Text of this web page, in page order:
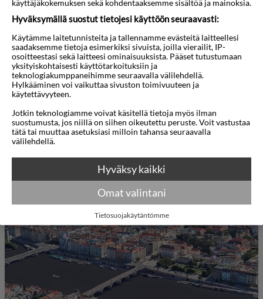
mukautuvan ja kätevän majoituksen vain
kaupungin tärkeimmistä nähtävyyksistä. Tämä
viehättävä boutique-hotelli yhdistää historiallista
arkkitehtuuria moderneihin mukavuuksiin, luoden
lämpimän ja kutsuvan tunnelman sekä vapaa-ajan
että liikematkailijoille.
Jokainen vierashuone on huolellisesti suunniteltu
mukavuutta ajatellen, ja niissä on ilmastointi,
ilmainen Wi-Fi, taulutelevisio ja oma kylpyhuone
ilmaisilla hygieniatuotteilla. Valitse mukavista
yhden hengen huoneista, tilavista kahden hengen
huoneista tai perheystävällisistä sviiteistä, jotka
kaikki on varustettu takaamaan rauhallinen yöuni
päivän jälkeen kaupungin tutkimisesta.
Aloita aamusi herkullisella aamiaisella, joka
käyttäjäkokemuksen sekä kohdentaaksemme sisältöä ja mainoksia.
Hyväksymällä suostut tietojesi käyttöön seuraavasti:
Käytämme laitetunnisteita ja tallennamme evästeitä laitteellesi
saadaksemme tietoja esimerkiksi sivuista, joilla vierailit, IP-
osoitteestasi sekä laitteesi ominaisuuksista. Pääset tutustumaan
yksityiskohtaisesti käyttötarkoituksiin ja
teknologiakumppaneihimme seuraavalla välilehdellä.
Hylkääminen voi vaikuttaa sivuston toimivuuteen ja
käytettävyyteen.
Jotkin teknologiamme voivat käsitellä tietoja myös ilman
suostumusta, jos niillä on siihen oikeutettu peruste. Voit vastustaa
tätä tai muuttaa asetuksiasi milloin tahansa seuraavalla
välilehdellä.
Hyväksy kaikki
Omat valintani
Tietosuojakäytäntömme